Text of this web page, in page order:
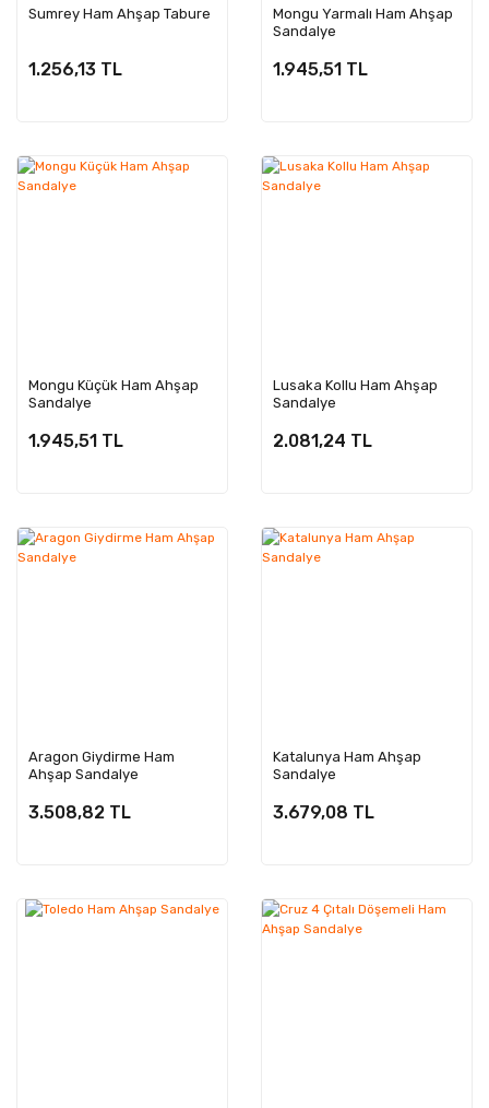
Sumrey Ham Ahşap Tabure
1.256,13 TL
Mongu Yarmalı Ham Ahşap
Sandalye
1.945,51 TL
Mongu Küçük Ham Ahşap
Sandalye
1.945,51 TL
Lusaka Kollu Ham Ahşap
Sandalye
2.081,24 TL
Aragon Giydirme Ham
Ahşap Sandalye
3.508,82 TL
Katalunya Ham Ahşap
Sandalye
3.679,08 TL